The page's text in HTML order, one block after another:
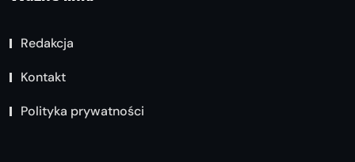
Redakcja
Kontakt
Polityka prywatności